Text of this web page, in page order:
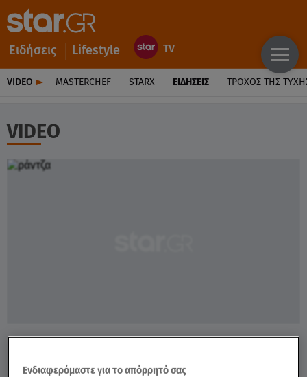
Ειδήσεις Lifestyle
VIDEO MASTERCHEF STARX ΕΙΔΉΣΕΙΣ ΤΡΟΧΌΣ ΤΗΣ
VIDEO
Νοσηλεύονται Σε Ράντζα - Video
Ενδιαφερόμαστε για το απόρρητό σας